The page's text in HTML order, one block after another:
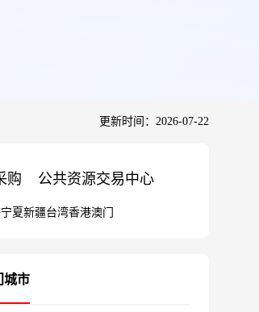
更新时间：2026-07-22
购 公共资源交易中心
宁夏新疆台湾香港澳门
城市